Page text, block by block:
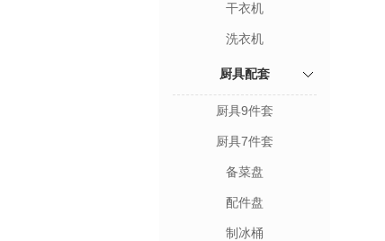
干衣机
洗衣机
厨具配套
厨具9件套
厨具7件套
备菜盘
配件盘
制冰桶